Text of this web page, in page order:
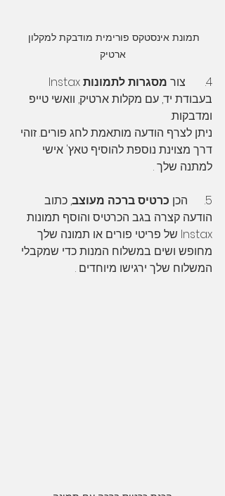
תמונת אינסטקס פורימית מודבקת למקלון
ארטיק
4.       צור מסגרות לתמונות
בעבודת יד, עם מקלות ארטיק, וואשי טייפ
ומדבקות.
ניתן לצרף הודעה מותאמת לחג פורים. זוהי
דרך מצוינת נוספת להוסיף טאץ' אישי
למתנה שלך .
5.      הכן כרטיס ברכה מעוצב, כתוב
הודעה קצרה בגב הכרטיס והוסף תמונות
Instax של פריטי פורים או תמונה שלך
מחופש ושים במשלוח המנות כדי שמקבלי
המשלוח שלך ירגישו מיוחדים .